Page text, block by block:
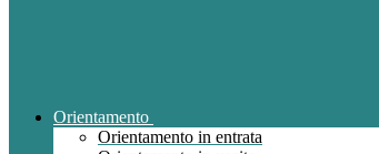
Orientamento
Orientamento in entrata